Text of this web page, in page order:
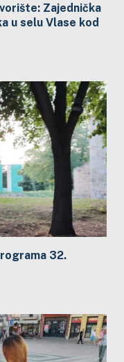
Zajednička
u selu Vlase kod
32.